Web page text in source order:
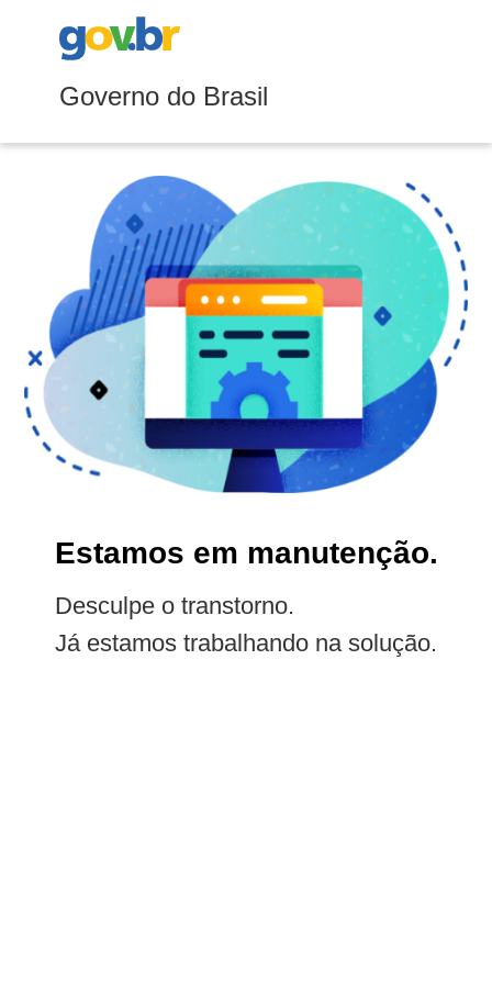
Governo do Brasil
Estamos em manutenção.
Desculpe o transtorno.
Já estamos trabalhando na solução.